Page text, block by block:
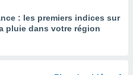
: les premiers indices sur
pluie dans votre région